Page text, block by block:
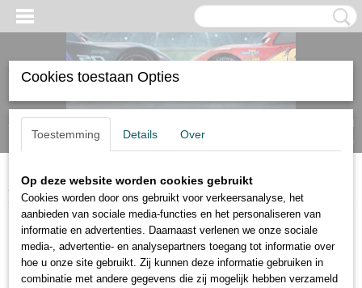
Inloggen Registreren
(0)
Home>LEGO>Lego 76304 Batman Forever™ Batmobile™
Cookies toestaan Opties
Toestemming Details Over
Op deze website worden cookies gebruikt
Cookies worden door ons gebruikt voor verkeersanalyse, het
aanbieden van sociale media-functies en het personaliseren van
informatie en advertenties. Daarnaast verlenen we onze sociale
media-, advertentie- en analysepartners toegang tot informatie over
hoe u onze site gebruikt. Zij kunnen deze informatie gebruiken in
combinatie met andere gegevens die zij mogelijk hebben verzameld